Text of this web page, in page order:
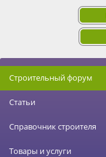
Строительный форум
Статьи
Справочник строителя
Товары и услуги